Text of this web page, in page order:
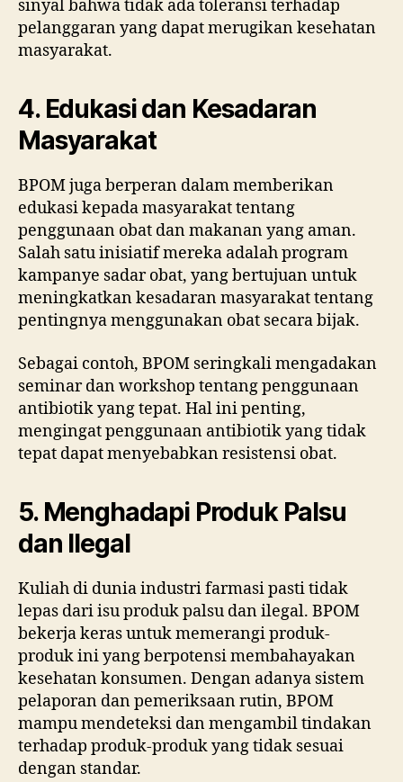
sinyal bahwa tidak ada toleransi terhadap
pelanggaran yang dapat merugikan kesehatan
masyarakat.
4. Edukasi dan Kesadaran
Masyarakat
BPOM juga berperan dalam memberikan
edukasi kepada masyarakat tentang
penggunaan obat dan makanan yang aman.
Salah satu inisiatif mereka adalah program
kampanye sadar obat, yang bertujuan untuk
meningkatkan kesadaran masyarakat tentang
pentingnya menggunakan obat secara bijak.
Sebagai contoh, BPOM seringkali mengadakan
seminar dan workshop tentang penggunaan
antibiotik yang tepat. Hal ini penting,
mengingat penggunaan antibiotik yang tidak
tepat dapat menyebabkan resistensi obat.
5. Menghadapi Produk Palsu
dan Ilegal
Kuliah di dunia industri farmasi pasti tidak
lepas dari isu produk palsu dan ilegal. BPOM
bekerja keras untuk memerangi produk-
produk ini yang berpotensi membahayakan
kesehatan konsumen. Dengan adanya sistem
pelaporan dan pemeriksaan rutin, BPOM
mampu mendeteksi dan mengambil tindakan
terhadap produk-produk yang tidak sesuai
dengan standar.